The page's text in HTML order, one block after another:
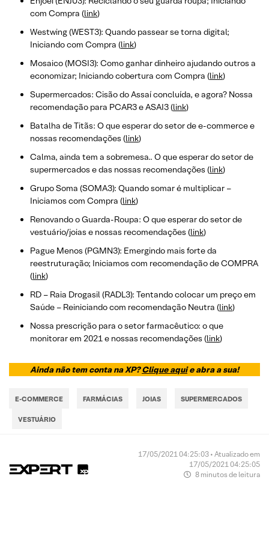
com Compra (link)
Westwing (WEST3): Quando passear se torna digital;
Iniciando com Compra (link)
Mosaico (MOSI3): Como ganhar dinheiro ajudando outros a
economizar; Iniciando cobertura com Compra (link)
Supermercados: Cisão do Assaí concluída, e agora? Nossa
recomendação para PCAR3 e ASAI3 (link)
Batalha de Titãs: O que esperar do setor de e-commerce e
nossas recomendações (link)
Calma, ainda tem a sobremesa.. O que esperar do setor de
supermercados e das nossas recomendações (link)
Grupo Soma (SOMA3): Quando somar é multiplicar –
Iniciamos com Compra (link)
Renovando o Guarda-Roupa: O que esperar do setor de
vestuário/joias e nossas recomendações (link)
Pague Menos (PGMN3): Emergindo mais forte da
reestruturação; Iniciamos com recomendação de COMPRA
(link)
RD – Raia Drogasil (RADL3): Tentando colocar um preço em
Saúde – Reiniciando com recomendação Neutra (link)
Nossa prescrição para o setor farmacêutico: o que
monitorar em 2021 e nossas recomendações (link)
Ainda não tem conta na XP?Clique aquie abra a sua!
E-COMMERCE FARMÁCIAS JOIAS SUPERMERCADOS
VESTUÁRIO
17/05/2021 04:25:03 • Atualizado em
17/05/2021 04:25:05
8 minutos de leitura